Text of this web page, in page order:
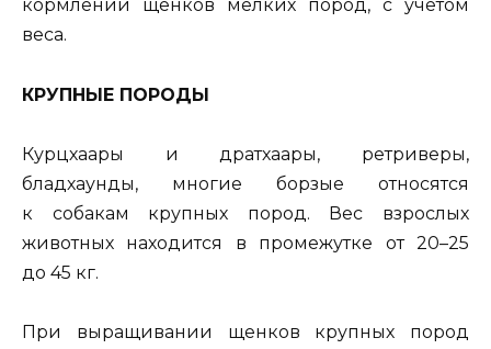
кормлении щенков мелких пород, с учетом
веса.
КРУПНЫЕ ПОРОДЫ
Курцхаары и дратхаары, ретриверы,
бладхаунды, многие борзые относятся
к собакам крупных пород. Вес взрослых
животных находится в промежутке от 20–25
до 45 кг.
При выращивании щенков крупных пород